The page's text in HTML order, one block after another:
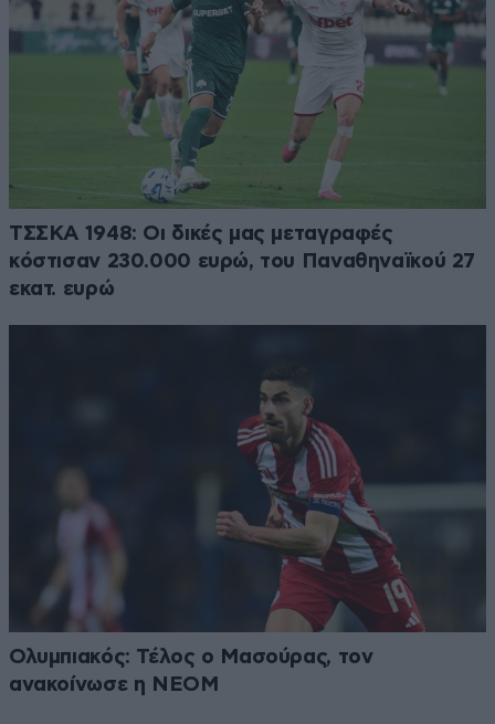
ΤΣΣΚΑ 1948: Οι δικές μας μεταγραφές
κόστισαν 230.000 ευρώ, του Παναθηναϊκού 27
εκατ. ευρώ
Ολυμπιακός: Τέλος ο Μασούρας, τον
ανακοίνωσε η ΝΕΟΜ